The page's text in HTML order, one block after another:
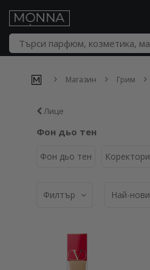
Магазин Грим
Лице
Фон дьо тен
Фон дьо тен Коректори
Филтър Най-нови